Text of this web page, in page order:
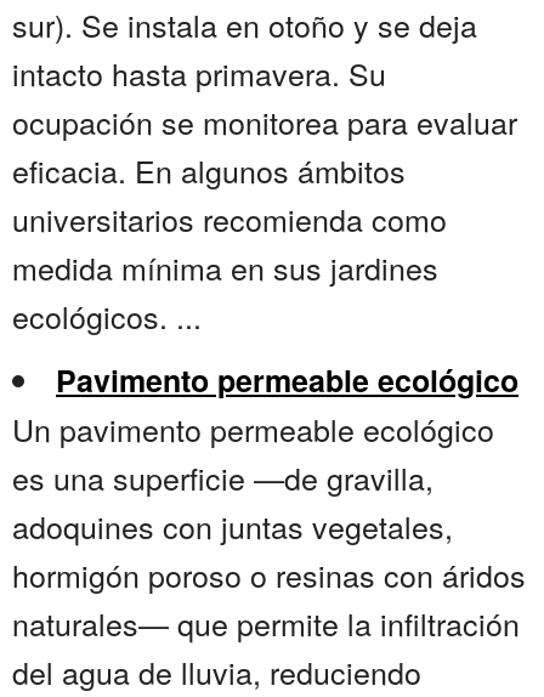
sur). Se instala en otoño y se deja
intacto hasta primavera. Su
ocupación se monitorea para evaluar
eficacia. En algunos ámbitos
universitarios recomienda como
medida mínima en sus jardines
ecológicos. ...
Pavimento permeable ecológico
Un pavimento permeable ecológico
es una superficie —de gravilla,
adoquines con juntas vegetales,
hormigón poroso o resinas con áridos
naturales— que permite la infiltración
del agua de lluvia, reduciendo